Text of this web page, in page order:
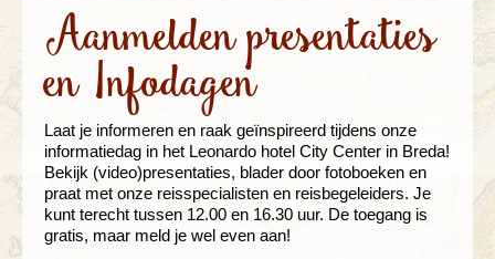
Aanmelden presentaties
en Infodagen
Laat je informeren en raak geïnspireerd tijdens onze
informatiedag in het Leonardo hotel City Center in Breda!
Bekijk (video)presentaties, blader door fotoboeken en
praat met onze reisspecialisten en reisbegeleiders. Je
kunt terecht tussen 12.00 en 16.30 uur. De toegang is
gratis, maar meld je wel even aan!